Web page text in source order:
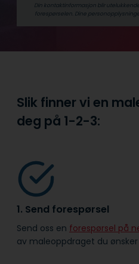
Din kontaktinformasjon blir
forespørselen. Dine
Slik finner vi en
deg på 1-2-3:
1. Send forespørsel
Send oss en forespørsel på
av maleoppdraget du